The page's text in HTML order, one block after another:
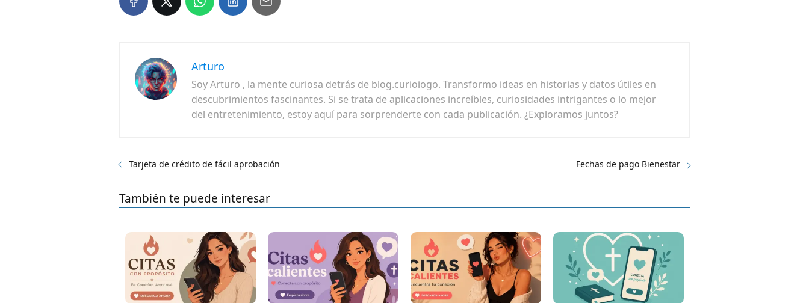
Arturo
Soy Arturo , la mente curiosa detrás de blog.curioiogo. Transformo ideas en historias y datos útiles en
descubrimientos fascinantes. Si se trata de aplicaciones increíbles, curiosidades intrigantes o lo mejor
del entretenimiento, estoy aquí para sorprenderte con cada publicación. ¿Exploramos juntos?
Tarjeta de crédito de fácil aprobación Fechas de pago Bienestar
También te puede interesar